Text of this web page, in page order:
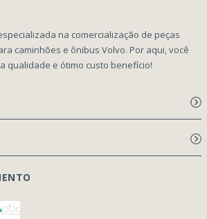
na comercialização de peças
caminhões e ônibus Volvo. Por aqui, você
qualidade e ótimo custo benefício!
Peças